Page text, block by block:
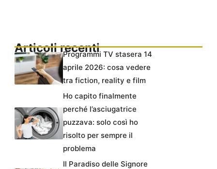
Articoli recentiProgrammi TV stasera 14
aprile 2026: cosa vedere
tra fiction, reality e film
Ho capito finalmente
perché l’asciugatrice
puzzava: solo così ho
risolto per sempre il
problema
Il Paradiso delle Signore